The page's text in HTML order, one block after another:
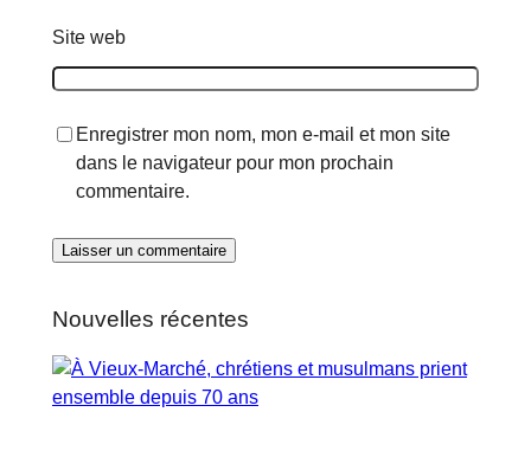
Site web
Enregistrer mon nom, mon e-mail et mon site
dans le navigateur pour mon prochain
commentaire.
Nouvelles récentes